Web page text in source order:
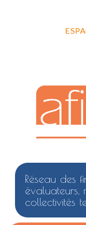
Réseau des
évaluateurs,
collectivités